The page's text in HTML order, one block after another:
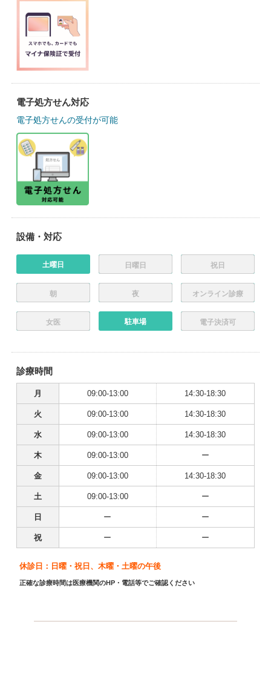
電子処方せん対応
電子処方せんの受付が可能
設備・対応
土曜日 日曜日 祝日
朝 夜 オンライン診療
女医 駐車場 電子決済可
診療時間
月 09:00-13:00 14:30-18:30
火 09:00-13:00 14:30-18:30
水 09:00-13:00 14:30-18:30
木 09:00-13:00 ー
金 09:00-13:00 14:30-18:30
土 09:00-13:00 ー
日 ー ー
祝 ー ー
休診日：日曜・祝日、木曜・土曜の午後
正確な診療時間は医療機関のHP・電話等でご確認ください